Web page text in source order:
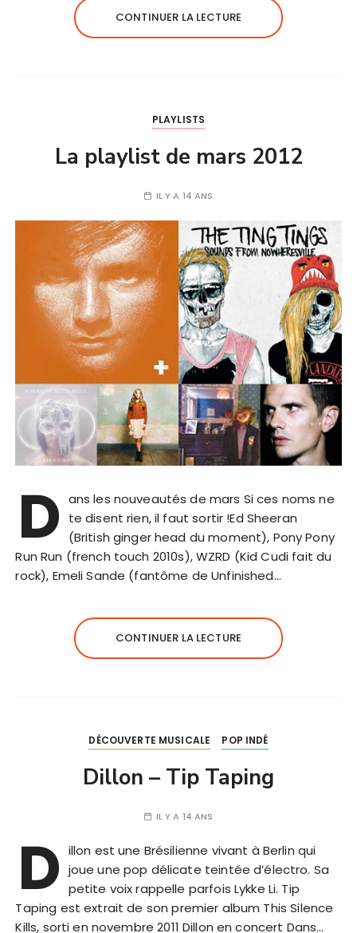
CONTINUER LA LECTURE
PLAYLISTS
La playlist de mars 2012
IL Y A 14 ANS
D ans les nouveautés de mars Si ces noms ne
te disent rien, il faut sortir !Ed Sheeran
(British ginger head du moment), Pony Pony
Run Run (french touch 2010s), WZRD (Kid Cudi fait du
rock), Emeli Sande (fantôme de Unfinished…
CONTINUER LA LECTURE
DÉCOUVERTE MUSICALE POP INDÉ
Dillon – Tip Taping
IL Y A 14 ANS
D illon est une Brésilienne vivant à Berlin qui
joue une pop délicate teintée d’électro. Sa
petite voix rappelle parfois Lykke Li. Tip
Taping est extrait de son premier album This Silence
Kills, sorti en novembre 2011 Dillon en concert Dans…